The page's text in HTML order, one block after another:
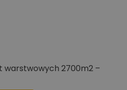
warstwowych 2700m2 –